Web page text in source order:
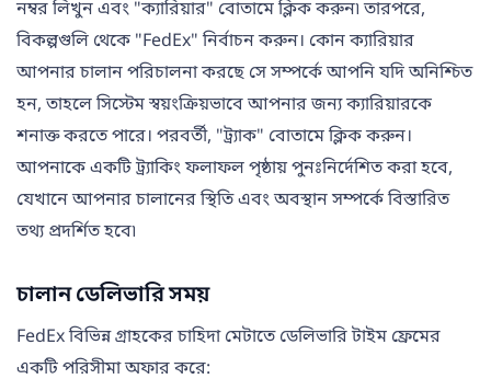
নম্বর লিখুন এবং "ক্যারিয়ার" বোতামে ক্লিক করুন৷ তারপরে,
বিকল্পগুলি থেকে "FedEx" নির্বাচন করুন। কোন ক্যারিয়ার
আপনার চালান পরিচালনা করছে সে সম্পর্কে আপনি যদি অনিশ্চিত
হন, তাহলে সিস্টেম স্বয়ংক্রিয়ভাবে আপনার জন্য ক্যারিয়ারকে
শনাক্ত করতে পারে। পরবর্তী, "ট্র্যাক" বোতামে ক্লিক করুন।
আপনাকে একটি ট্র্যাকিং ফলাফল পৃষ্ঠায় পুনঃনির্দেশিত করা হবে,
যেখানে আপনার চালানের স্থিতি এবং অবস্থান সম্পর্কে বিস্তারিত
তথ্য প্রদর্শিত হবে৷
চালান ডেলিভারি সময়
FedEx বিভিন্ন গ্রাহকের চাহিদা মেটাতে ডেলিভারি টাইম ফ্রেমের
একটি পরিসীমা অফার করে: